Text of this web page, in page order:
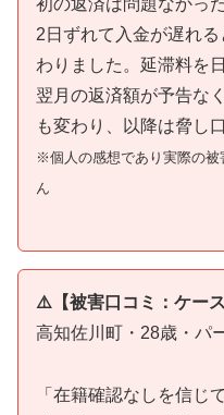
2日ずれて入金が遅れ
わりました。延滞料を
翌月の返済額が予告な
も変わり、以降は脅し
※個人の感想であり実際の
ん
⚠️【被害口コミ：ケース
高知佐川町・28歳・パ
「在籍確認なしを信じ